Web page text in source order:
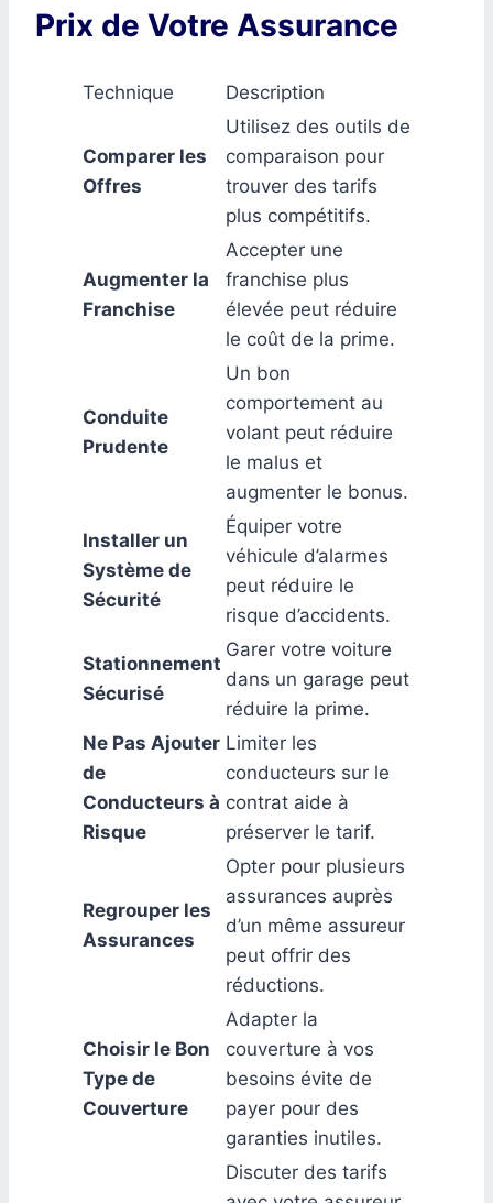
Prix de Votre Assurance
Technique Description
Comparer les
Offres
Utilisez des outils de
comparaison pour
trouver des tarifs
plus compétitifs.
Augmenter la
Franchise
Accepter une
franchise plus
élevée peut réduire
le coût de la prime.
Conduite
Prudente
Un bon
comportement au
volant peut réduire
le malus et
augmenter le bonus.
Installer un
Système de
Sécurité
Équiper votre
véhicule d’alarmes
peut réduire le
risque d’accidents.
Stationnement
Sécurisé
Garer votre voiture
dans un garage peut
réduire la prime.
Ne Pas Ajouter
de
Conducteurs à
Risque
Limiter les
conducteurs sur le
contrat aide à
préserver le tarif.
Regrouper les
Assurances
Opter pour plusieurs
assurances auprès
d’un même assureur
peut offrir des
réductions.
Choisir le Bon
Type de
Couverture
Adapter la
couverture à vos
besoins évite de
payer pour des
garanties inutiles.
Discuter des tarifs